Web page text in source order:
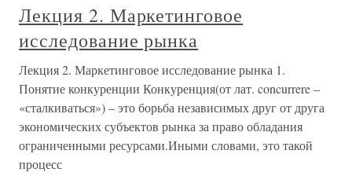
Лекция 2. Маркетинговое
исследование рынка
Лекция 2. Маркетинговое исследование рынка 1.
Понятие конкуренции Конкуренция(от лат. concurrere –
«сталкиваться») – это борьба независимых друг от друга
экономических субъектов рынка за право обладания
ограниченными ресурсами.Иными словами, это такой
процесс